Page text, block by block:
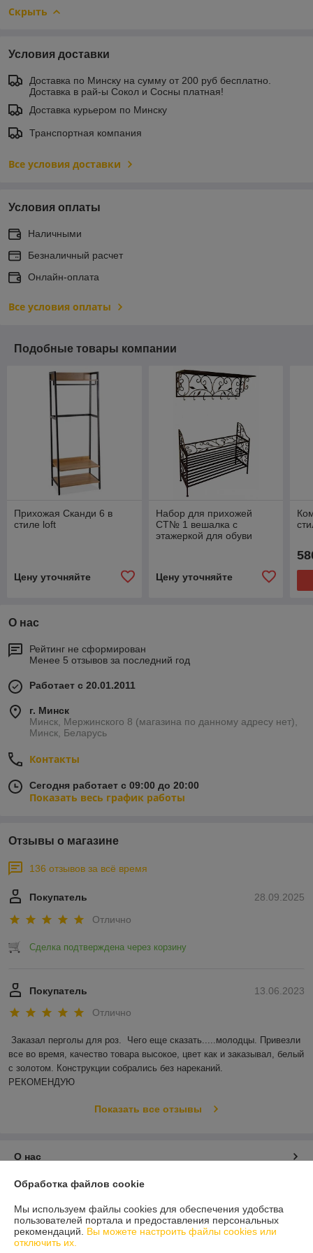
Скрыть
Условия доставки
Доставка по Минску на сумму от 200 руб бесплатно.
Доставка в рай-ы Сокол и Сосны платная!
Доставка курьером по Минску
Транспортная компания
Все условия доставки
Условия оплаты
Наличными
Безналичный расчет
Онлайн-оплата
Все условия оплаты
Подобные товары компании
Прихожая Сканди 6 в
стиле loft
Цену уточняйте
Набор для прихожей
СТ№ 1 вешалка с
этажеркой для обуви
Цену уточняйте
О нас
Рейтинг не сформирован
Менее 5 отзывов за последний год
Работает с 20.01.2011
г. Минск
Минск, Мержинского 8 (магазина по данному адресу нет),
Минск, Беларусь
Контакты
Сегодня работает с 09:00 до 20:00
Показать весь график работы
Отзывы о магазине
136 отзывов за всё время
28.09.2025
Покупатель
Отлично
Сделка подтверждена через корзину
13.06.2023
Покупатель
Отлично
Заказал перголы для роз.  Чего еще сказать.....молодцы. Привезли
все во время, качество товара высокое, цвет как и заказывал, белый
с золотом. Конструкции собрались без нареканий.
РЕКОМЕНДУЮ
Показать все отзывы
О нас
Контакты
Доставка и оплата
Обработка файлов cookie
Мы используем файлы cookies для обеспечения удобства
пользователей портала и предоставления персональных
рекомендаций. Вы можете настроить файлы cookies или
отключить их.